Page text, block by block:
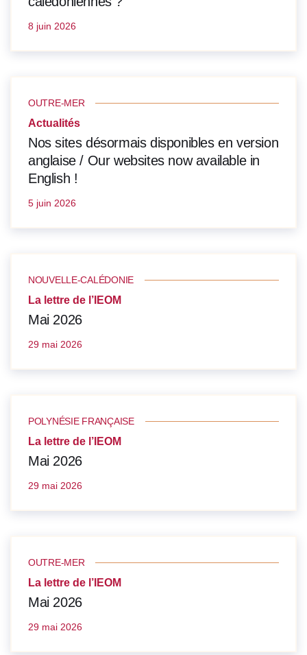
8 juin 2026
OUTRE-MER
Actualités
Nos sites désormais disponibles en version
anglaise / Our websites now available in
English !
5 juin 2026
NOUVELLE-CALÉDONIE
La lettre de l’IEOM
Mai 2026
29 mai 2026
POLYNÉSIE FRANÇAISE
La lettre de l’IEOM
Mai 2026
29 mai 2026
OUTRE-MER
La lettre de l’IEOM
Mai 2026
29 mai 2026